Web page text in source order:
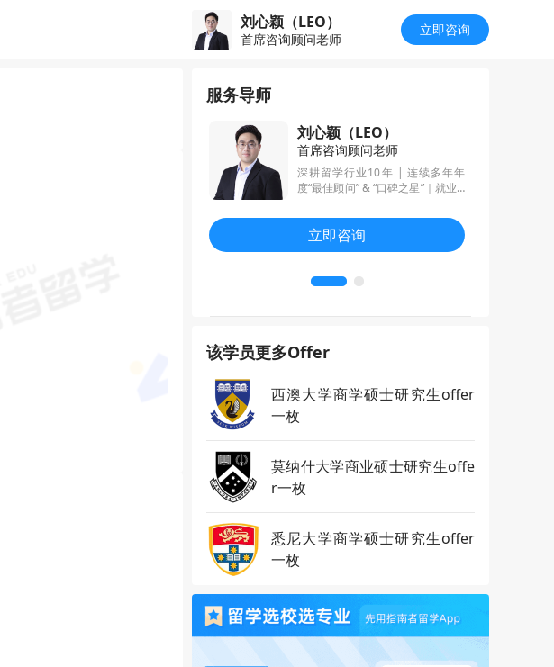
刘心颖（LEO）
首席咨询顾问老师
立即咨询
服务导师
刘心颖（LEO）
首席咨询顾问老师
深耕留学行业10年 | 连续多年年
度“最佳顾问” & “口碑之星”｜就业&
申请规划 | 南大校区负责人
立即咨询
该学员更多Offer
西澳大学商学硕士研究生offer
一枚
莫纳什大学商业硕士研究生offe
r一枚
悉尼大学商学硕士研究生offer
一枚